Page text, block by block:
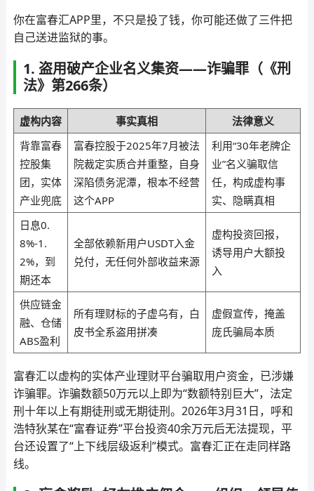
你在富春汇APP里，不只是投了钱，你可能还做了三件把
自己送进监狱的事。
1. 盗用破产企业名义集资——诈骗罪（《刑
法》第266条）
虚构内容 事实真相
法律意义
背靠富春
控股集
团，实体
产业兜底
富春控股于2025年7月被法
院裁定实质合并重整，自身
深陷债务泥潭，根本不经营
这个APP
利用“30年老牌企
业”名义骗取信
任，构成虚构事
实、隐瞒真相
日息0.
8%-1.
2%，到
期还本
全部依赖新用户USDT入金
兑付，无任何外部收益来源
虚构投资回报，
诱导用户大额投
入
供应链金
融、仓储
ABS盈利
所有理财标的子虚乌有，白
皮书全系盗用拼凑
虚假宣传，掩盖
庞氏骗局本质
富春汇以虚构的实体产业理财平台骗取用户资金，已涉嫌
诈骗罪。诈骗数额50万元以上即为“数额特别巨大”，法定
刑十年以上有期徒刑或无期徒刑。2026年3月31日，呼和
浩特狄某在“富春证券”平台投资40余万元后无法提现，平
台还设置了“上下线层级返利”模式。富春汇正在走同样路
线。